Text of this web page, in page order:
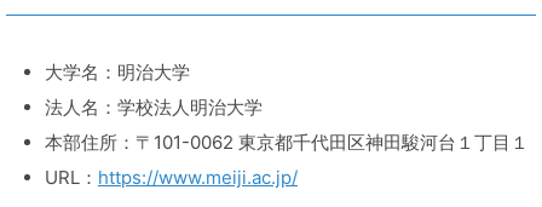
大学名：明治大学
法人名：学校法人明治大学
本部住所：〒101-0062 東京都千代田区神田駿河台１丁目１
URL： https://www.meiji.ac.jp/